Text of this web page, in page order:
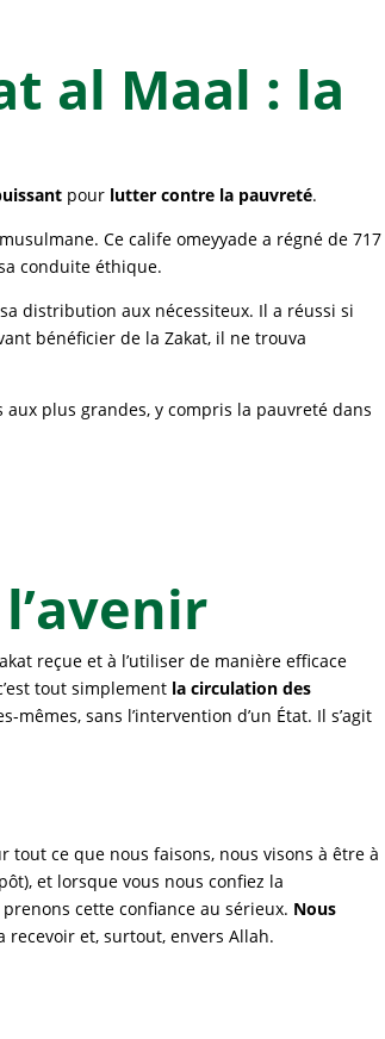
al Maal : la
pour lutter contre la pauvreté.
Ce calife omeyyade a régné de 717
conduite éthique.
distribution aux nécessiteux. Il a réussi si
bénéficier de la Zakat, il ne trouva
plus grandes, y compris la pauvreté dans
reçue et à l’utiliser de manière efficace
tout simplement la circulation des
mêmes, sans l’intervention d’un État. Il s’agit
tout ce que nous faisons, nous visons à être à
et lorsque vous nous confiez la
cette confiance au sérieux. Nous
recevoir et, surtout, envers Allah.